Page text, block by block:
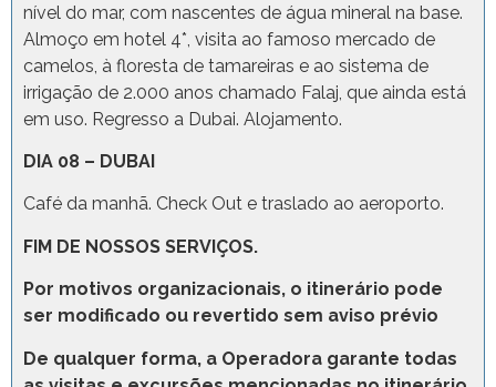
nível do mar, com nascentes de água mineral na base.
Almoço em hotel 4*, visita ao famoso mercado de
camelos, à floresta de tamareiras e ao sistema de
irrigação de 2.000 anos chamado Falaj, que ainda está
em uso. Regresso a Dubai. Alojamento.
DIA 08 – DUBAI
Café da manhã. Check Out e traslado ao aeroporto.
FIM DE NOSSOS SERVIÇOS.
Por motivos organizacionais, o itinerário pode
ser modificado ou revertido sem aviso prévio
De qualquer forma, a Operadora garante todas